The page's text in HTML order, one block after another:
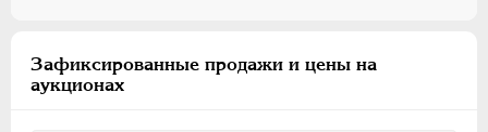
Зафиксированные продажи и цены на
аукционах